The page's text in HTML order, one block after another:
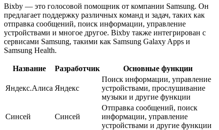
Bixby — это голосовой помощник от компании Samsung. Он
предлагает поддержку различных команд и задач, таких как
отправка сообщений, поиск информации, управление
устройствами и многое другое. Bixby также интегрирован с
сервисами Samsung, такими как Samsung Galaxy Apps и
Samsung Health.
Название Разработчик Основные функции
Яндекс.Алиса Яндекс
Поиск информации, управление
устройствами, прослушивание
музыки и другие функции
Синсей Синсей
Отправка сообщений, поиск
информации, управление
устройствами и другие функции